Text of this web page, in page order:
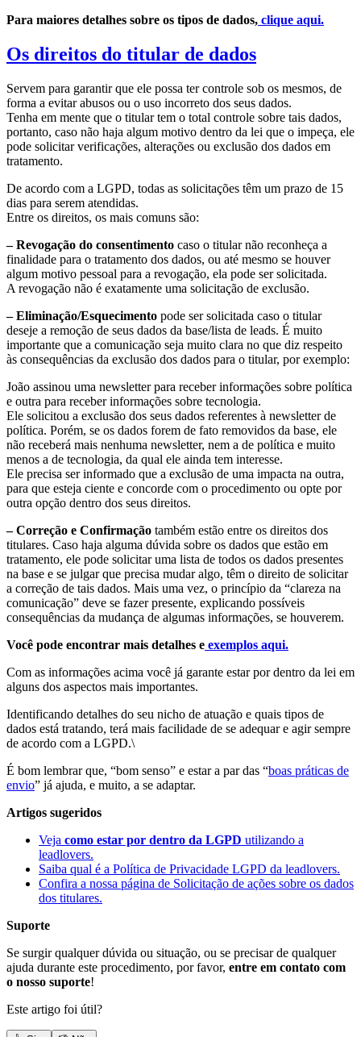
Para maiores detalhes sobre os tipos de dados, clique aqui.
Os direitos do titular de dados
Servem para garantir que ele possa ter controle sob os mesmos, de
forma a evitar abusos ou o uso incorreto dos seus dados.
Tenha em mente que o titular tem o total controle sobre tais dados,
portanto, caso não haja algum motivo dentro da lei que o impeça, ele
pode solicitar verificações, alterações ou exclusão dos dados em
tratamento.
De acordo com a LGPD, todas as solicitações têm um prazo de 15
dias para serem atendidas.
Entre os direitos, os mais comuns são:
– Revogação do consentimento caso o titular não reconheça a
finalidade para o tratamento dos dados, ou até mesmo se houver
algum motivo pessoal para a revogação, ela pode ser solicitada.
A revogação não é exatamente uma solicitação de exclusão.
– Eliminação/Esquecimento pode ser solicitada caso o titular
deseje a remoção de seus dados da base/lista de leads. É muito
importante que a comunicação seja muito clara no que diz respeito
às consequências da exclusão dos dados para o titular, por exemplo:
João assinou uma newsletter para receber informações sobre política
e outra para receber informações sobre tecnologia.
Ele solicitou a exclusão dos seus dados referentes à newsletter de
política. Porém, se os dados forem de fato removidos da base, ele
não receberá mais nenhuma newsletter, nem a de política e muito
menos a de tecnologia, da qual ele ainda tem interesse.
Ele precisa ser informado que a exclusão de uma impacta na outra,
para que esteja ciente e concorde com o procedimento ou opte por
outra opção dentro dos seus direitos.
– Correção e Confirmação também estão entre os direitos dos
titulares. Caso haja alguma dúvida sobre os dados que estão em
tratamento, ele pode solicitar uma lista de todos os dados presentes
na base e se julgar que precisa mudar algo, têm o direito de solicitar
a correção de tais dados. Mais uma vez, o princípio da “clareza na
comunicação” deve se fazer presente, explicando possíveis
consequências da mudança de algumas informações, se houverem.
Você pode encontrar mais detalhes e exemplos aqui.
Com as informações acima você já garante estar por dentro da lei em
alguns dos aspectos mais importantes.
Identificando detalhes do seu nicho de atuação e quais tipos de
dados está tratando, terá mais facilidade de se adequar e agir sempre
de acordo com a LGPD.\
É bom lembrar que, “bom senso” e estar a par das “boas práticas de
envio” já ajuda, e muito, a se adaptar.
Artigos sugeridos
Veja como estar por dentro da LGPD utilizando a
leadlovers.
Saiba qual é a Política de Privacidade LGPD da leadlovers.
Confira a nossa página de Solicitação de ações sobre os dados
dos titulares.
Suporte
Se surgir qualquer dúvida ou situação, ou se precisar de qualquer
ajuda durante este procedimento, por favor, entre em contato com
o nosso suporte!
Este artigo foi útil?